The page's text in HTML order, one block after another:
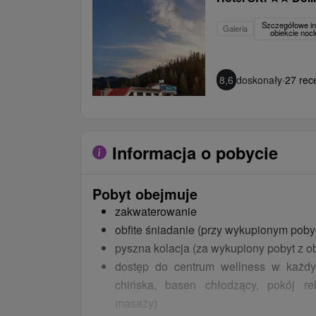
kilkoma trasami o różnym stopniu
wyśmienitą gastronomią, wyjątkową
skibusa (możliwość transportu do innych
parku wodnego Tatralandia),
najpopularniejszych obiektów sieci hoteli
Galeria Szczegółowe
obiekcie
8,6 doskonały·27
Informacja o pobycie
Pobyt obejmuje
zakwaterowanie
obfite śniadanie (przy wykupionym
pyszna kolacja (za wykupiony pobyt z
dostęp do centrum wellness w
chińska, basen chłodzący, pokój
masaży)